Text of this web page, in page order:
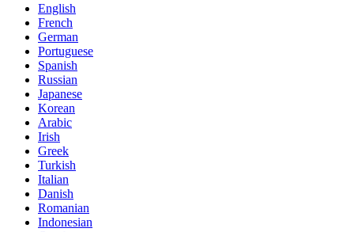
English
French
German
Portuguese
Spanish
Russian
Japanese
Korean
Arabic
Irish
Greek
Turkish
Italian
Danish
Romanian
Indonesian